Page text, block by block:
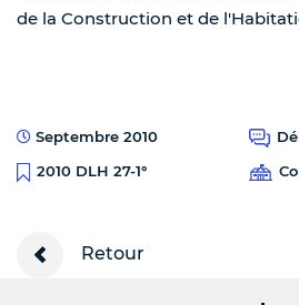
de la Construction et de
Septembre 2010
2010 DLH 27-1°
Retour